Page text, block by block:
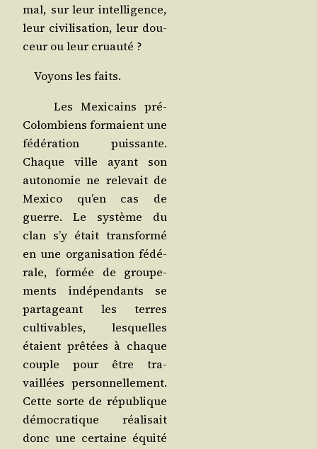
mal, sur leur intel­li­gence,
leur civi­li­sa­tion, leur dou­
ceur ou leur cruauté ?
Voyons les faits.
Les Mexi­cains pré-
Colom­biens for­maient une
fédé­ra­tion puis­sante.
Chaque ville ayant son
auto­no­mie ne rele­vait de
Mexi­co qu’en cas de
guerre. Le sys­tème du
clan s’y était trans­for­mé
en une orga­ni­sa­tion fédé­
rale, for­mée de grou­pe­
ments indé­pen­dants se
par­ta­geant les terres
culti­vables, les­quelles
étaient prê­tées à chaque
couple pour être tra­
vaillées per­son­nel­le­ment.
Cette sorte de répu­blique
démo­cra­tique réa­li­sait
donc une cer­taine équi­té